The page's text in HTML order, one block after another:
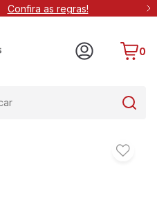
Confira as regras!
0